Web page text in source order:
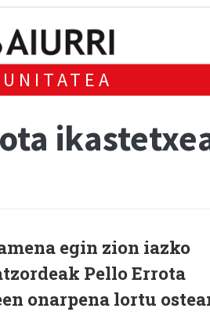
egin zion iazko
Pello Errota
onarpena lortu